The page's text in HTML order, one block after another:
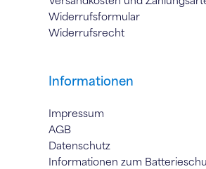
Widerrufsformular
Widerrufsrecht
Informationen
Impressum
AGB
Datenschutz
Informationen zum